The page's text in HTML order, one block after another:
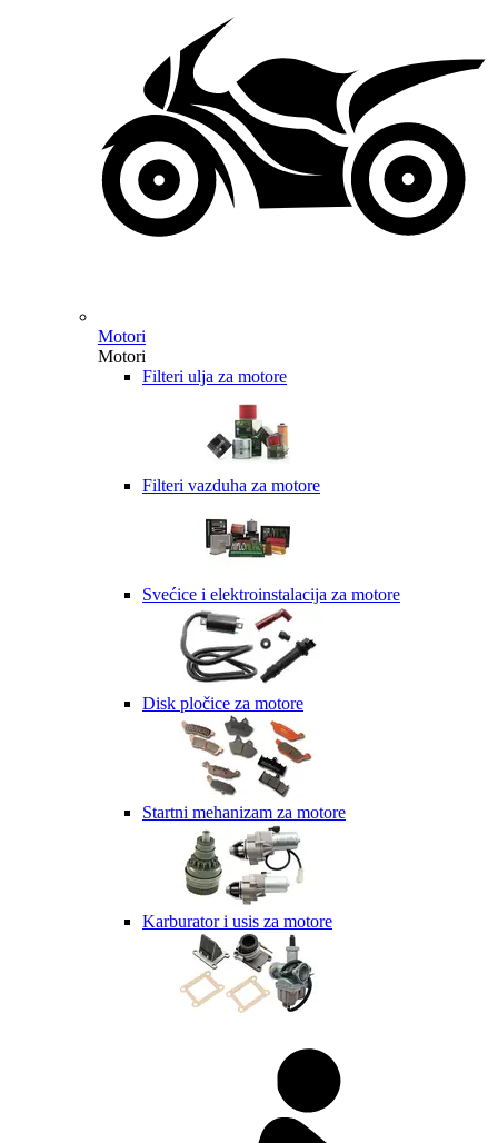
Motori
Motori
Filteri ulja za motore
Filteri vazduha za motore
Svećice i elektroinstalacija za motore
Disk pločice za motore
Startni mehanizam za motore
Karburator i usis za motore